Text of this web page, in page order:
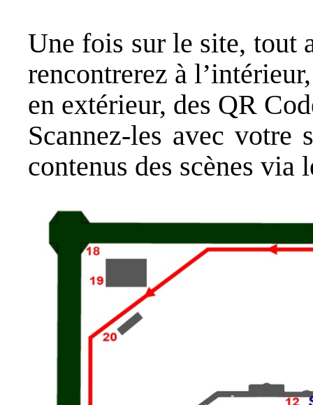
Une fois sur le site, tout
rencontrerez à
en extérieur, des QR
Scannez-les avec votre
contenus des scènes via